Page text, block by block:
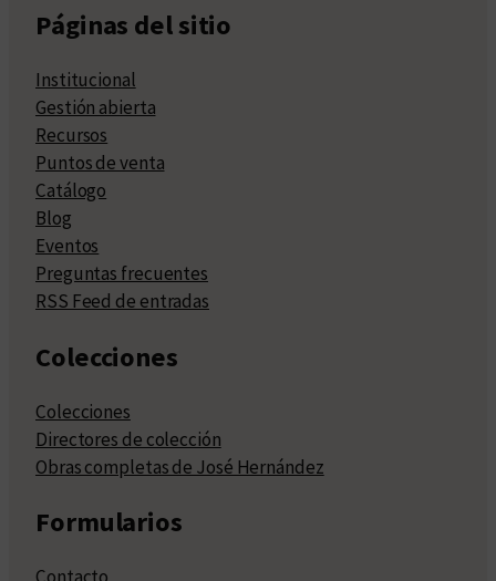
Páginas del sitio
Institucional
Gestión abierta
Recursos
Puntos de venta
Catálogo
Blog
Eventos
Preguntas frecuentes
RSS Feed de entradas
Colecciones
Colecciones
Directores de colección
Obras completas de José Hernández
Formularios